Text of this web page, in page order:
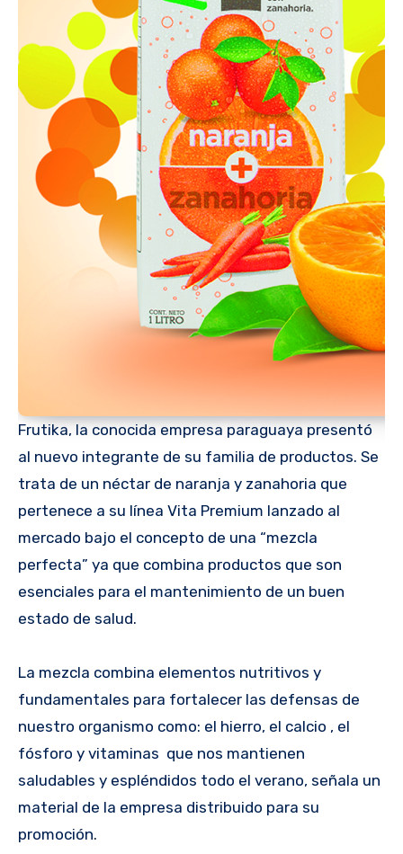
Frutika, la conocida empresa paraguaya presentó
al nuevo integrante de su familia de productos. Se
trata de un néctar de naranja y zanahoria que
pertenece a su línea Vita Premium lanzado al
mercado bajo el concepto de una “mezcla
perfecta” ya que combina productos que son
esenciales para el mantenimiento de un buen
estado de salud.
La mezcla combina elementos nutritivos y
fundamentales para fortalecer las defensas de
nuestro organismo como: el hierro, el calcio , el
fósforo y vitaminas que nos mantienen
saludables y espléndidos todo el verano, señala un
material de la empresa distribuido para su
promoción.